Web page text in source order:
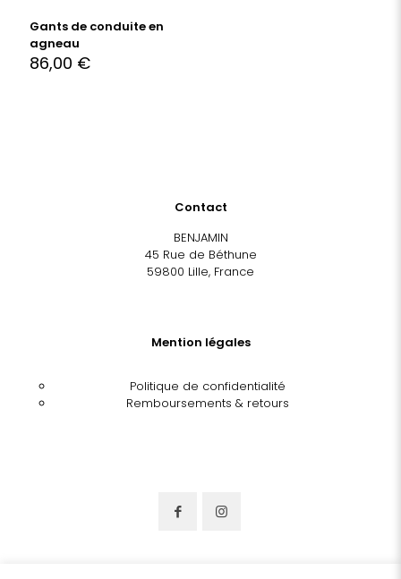
Gants de conduite en
agneau
86,00 €
Contact
BENJAMIN
45 Rue de Béthune
59800 Lille, France
Mention légales
Politique de confidentialité
Remboursements & retours